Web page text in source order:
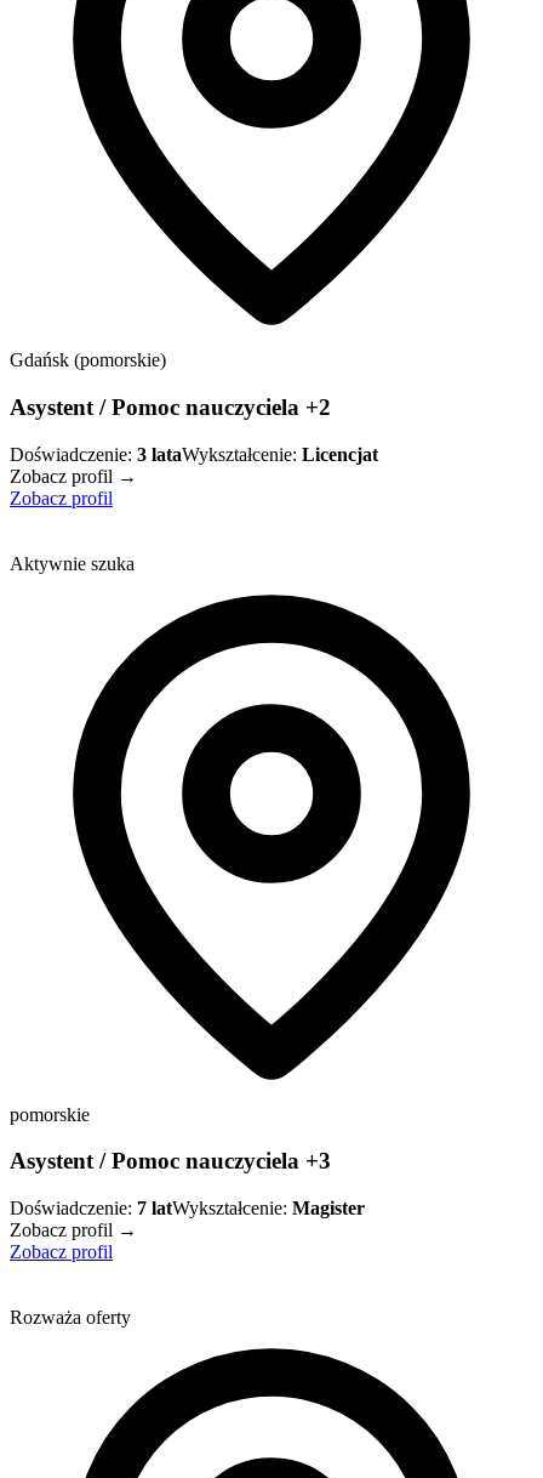
Gdańsk (pomorskie)
Asystent / Pomoc nauczyciela +2
Doświadczenie: 3 lataWykształcenie: Licencjat
Zobacz profil →
Zobacz profil
Aktywnie szuka
pomorskie
Asystent / Pomoc nauczyciela +3
Doświadczenie: 7 latWykształcenie: Magister
Zobacz profil →
Zobacz profil
Rozważa oferty